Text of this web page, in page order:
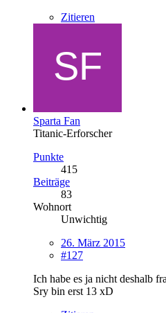
Zitieren
Sparta Fan
Titanic-Erforscher
Punkte
415
Beiträge
83
Wohnort
Unwichtig
26. März 2015
#127
Ich habe es ja nicht deshalb
Sry bin erst 13 xD